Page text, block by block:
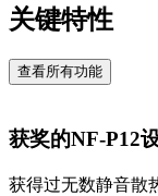
关键特性
查看所有功能
获奖的NF-P12
获得过无数静音散